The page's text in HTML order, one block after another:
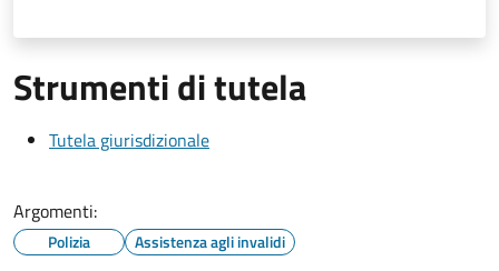
Strumenti di tutela
Tutela giurisdizionale
Argomenti:
Polizia Assistenza agli invalidi